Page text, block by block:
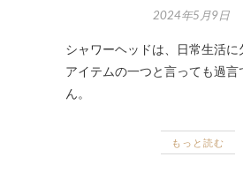
2024年5月9日
シャワーヘッドは、日常生活に
アイテムの一つと言っても過言
ん。
もっと読む